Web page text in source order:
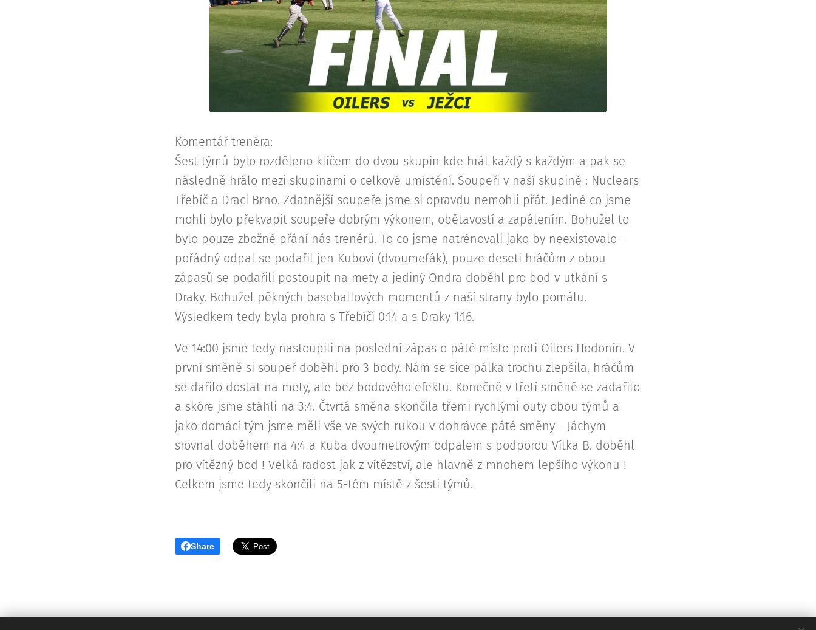
Komentář trenéra:
Šest týmů bylo rozděleno klíčem do dvou skupin kde hrál každý s každým a pak se
následně hrálo mezi skupinami o celkové umístění. Soupeři v naší skupině : Nuclears
Třebíč a Draci Brno. Zdatnější soupeře jsme si opravdu nemohli přát. Jediné co jsme
mohli bylo překvapit soupeře dobrým výkonem, obětavostí a zapálením. Bohužel to
bylo pouze zbožné přání nás trenérů. To co jsme natrénovali jako by neexistovalo -
pořádný odpal se podařil jen Kubovi (dvoumeťák), pouze deseti hráčům z obou
zápasů se podařili postoupit na mety a jediný Ondra doběhl pro bod v utkání s
Draky. Bohužel pěkných baseballových momentů z naší strany bylo pomálu.
Výsledkem tedy byla prohra s Třebíčí 0:14 a s Draky 1:16.
Ve 14:00 jsme tedy nastoupili na poslední zápas o páté místo proti Oilers Hodonín. V
první směně si soupeř doběhl pro 3 body. Nám se sice pálka trochu zlepšila, hráčům
se dařilo dostat na mety, ale bez bodového efektu. Konečně v třetí směně se zadařilo
a skóre jsme stáhli na 3:4. Čtvrtá směna skončila třemi rychlými outy obou týmů a
jako domácí tým jsme měli vše ve svých rukou v dohrávce páté směny - Jáchym
srovnal doběhem na 4:4 a Kuba dvoumetrovým odpalem s podporou Vítka B. doběhl
pro vítězný bod ! Velká radost jak z vítězství, ale hlavně z mnohem lepšího výkonu !
Celkem jsme tedy skončili na 5-tém místě z šesti týmů.
Share